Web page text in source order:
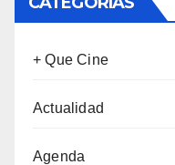
+ Que Cine
Actualidad
Agenda